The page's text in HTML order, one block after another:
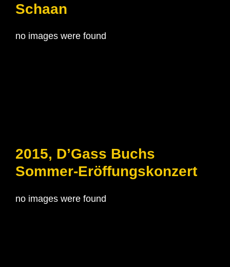
Schaan
no images were found
2015, D’Gass Buchs
Sommer-Eröffungskonzert
no images were found